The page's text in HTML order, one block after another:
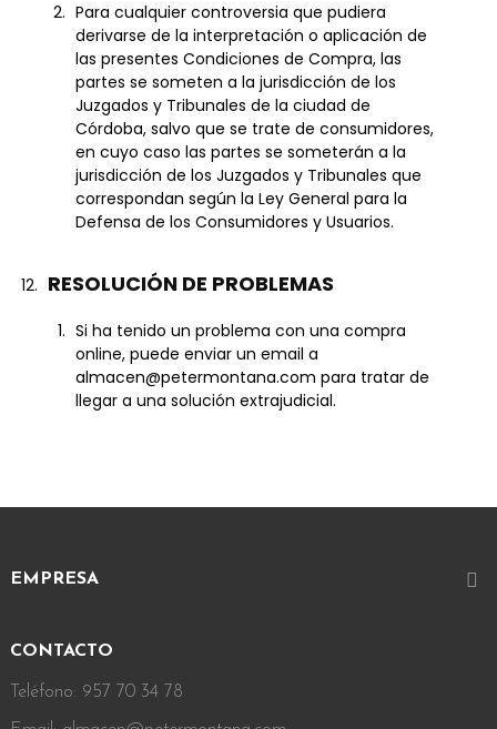
Para cualquier controversia que pudiera
derivarse de la interpretación o aplicación de
las presentes Condiciones de Compra, las
partes se someten a la jurisdicción de los
Juzgados y Tribunales de la ciudad de
Córdoba, salvo que se trate de consumidores,
en cuyo caso las partes se someterán a la
jurisdicción de los Juzgados y Tribunales que
correspondan según la Ley General para la
Defensa de los Consumidores y Usuarios.
RESOLUCIÓN DE PROBLEMAS
Si ha tenido un problema con una compra
online, puede enviar un email a
almacen@petermontana.com para tratar de
llegar a una solución extrajudicial.
EMPRESA 
CONTACTO
Teléfono: 957 70 34 78